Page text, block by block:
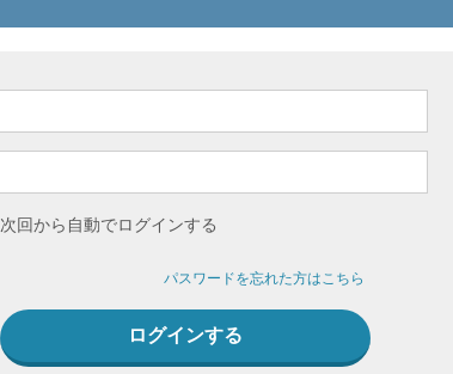
次回から自動でログインする
パスワードを忘れた方はこちら